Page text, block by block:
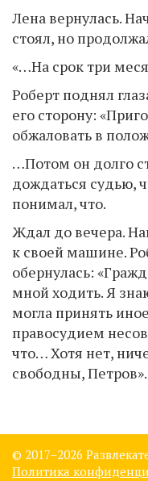
Лена вернулась.
стоял, но
«…На срок три
Роберт поднял
его сторону:
обжаловать в
…Потом он долго
дождаться судью,
понимал, что.
Ждал до вечера.
к своей машине.
обернулась:
мной ходить. Я
могла принять
правосудием
что… Хотя нет,
свободны, Петров».
© 2017–2026
Политика